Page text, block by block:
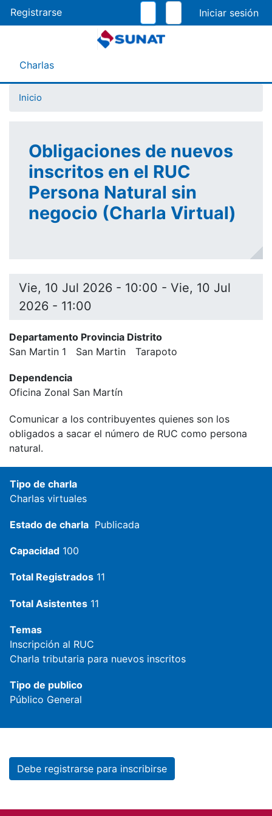
al
contenido
Registrarse
Menú Asistente
Charlas
Inicio
Obligaciones de nuevos
inscritos en el RUC
Persona Natural sin
negocio (Charla Virtual)
Vie, 10 Jul 2026 - 10:00 - Vie, 10 Jul
2026 - 11:00
Departamento Provincia Distrito
San Martin 1
San Martin Tarapoto
Dependencia
Oficina Zonal San Martín
Comunicar a los contribuyentes quienes son los
obligados a sacar el número de RUC como persona
natural.
Tipo de charla
Charlas virtuales
Estado de charla Publicada
Capacidad 100
Total Registrados 11
Total Asistentes 11
Temas
Inscripción al RUC
Charla tributaria para nuevos inscritos
Tipo de publico
Público General
Debe registrarse para inscribirse